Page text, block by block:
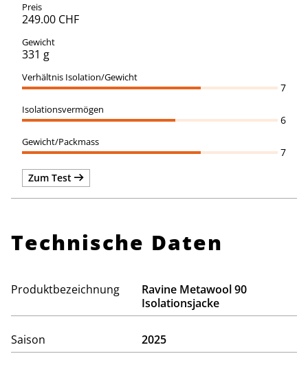
249.00 CHF
331 g
7
6
7
Zum Test
Technische Daten
Produktbezeichnung
Ravine Metawool 90
Isolationsjacke
Saison 2025